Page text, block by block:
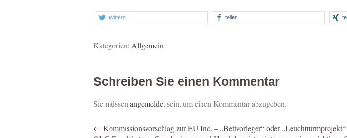
twittern teilen
Kategorien: Allgemein
Schreiben Sie einen Kommentar
Sie müssen angemeldet sein, um einen Kommentar abzugeben.
← Kommissionsvorschlag zur EU Inc. – „Bettvorleger“ oder